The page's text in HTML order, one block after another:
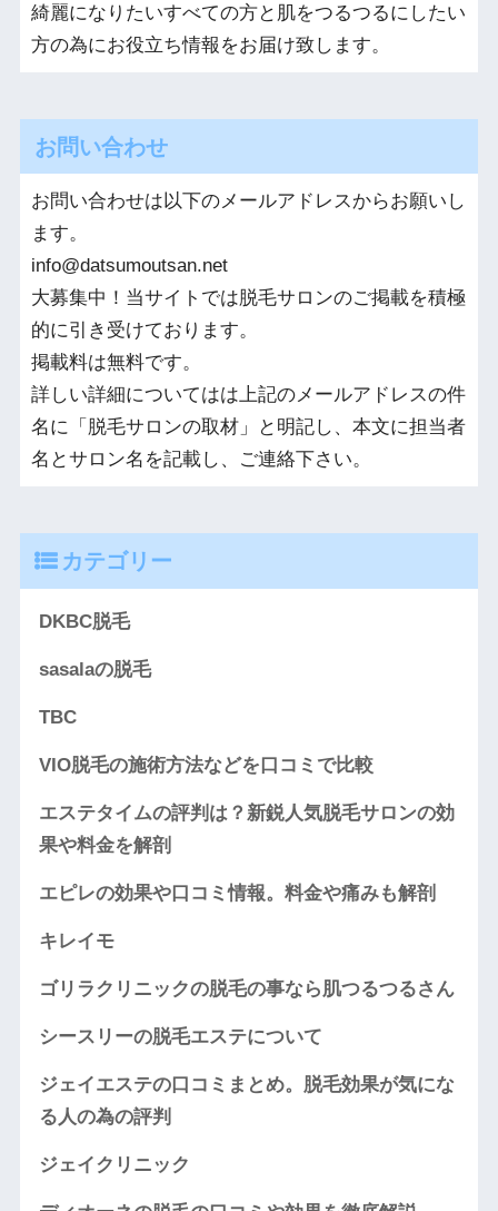
綺麗になりたいすべての方と肌をつるつるにしたい
方の為にお役立ち情報をお届け致します。
お問い合わせ
お問い合わせは以下のメールアドレスからお願いし
ます。
info@datsumoutsan.net
大募集中！当サイトでは脱毛サロンのご掲載を積極
的に引き受けております。
掲載料は無料です。
詳しい詳細についてはは上記のメールアドレスの件
名に「脱毛サロンの取材」と明記し、本文に担当者
名とサロン名を記載し、ご連絡下さい。
カテゴリー
DKBC脱毛
sasalaの脱毛
TBC
VIO脱毛の施術方法などを口コミで比較
エステタイムの評判は？新鋭人気脱毛サロンの効
果や料金を解剖
エピレの効果や口コミ情報。料金や痛みも解剖
キレイモ
ゴリラクリニックの脱毛の事なら肌つるつるさん
シースリーの脱毛エステについて
ジェイエステの口コミまとめ。脱毛効果が気にな
る人の為の評判
ジェイクリニック